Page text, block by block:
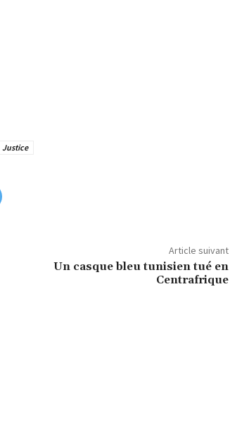
Justice
Article suivant
Un casque bleu tunisien tué en
Centrafrique